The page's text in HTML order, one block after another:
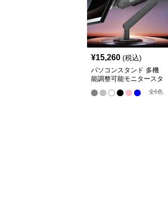
¥15,260 (税込)
パソコンスタンド 多機
能調整可能モニタースタ
全6色